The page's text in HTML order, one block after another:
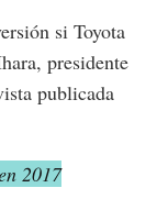
si Toyota
presidente
publicada
2017